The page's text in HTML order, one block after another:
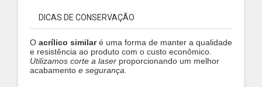
DICAS DE CONSERVAÇÃO
O acrílico similaré uma forma de manter a qualidade
e resistência ao produto com o custo econômico.
Utilizamos corte a laser proporcionando um melhor
acabamento e segurança.